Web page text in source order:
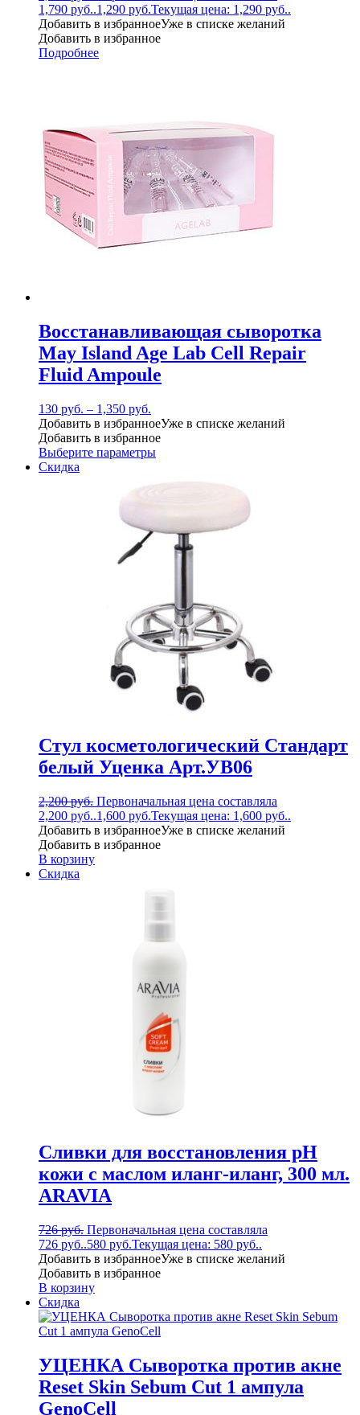
1,790 руб..1,290 руб.Текущая цена: 1,290 руб..
Добавить в избранноеУже в списке желаний
Добавить в избранное
Подробнее
Восстанавливающая сыворотка
May Island Age Lab Cell Repair
Fluid Ampoule
130 руб. – 1,350 руб.
Добавить в избранноеУже в списке желаний
Добавить в избранное
Выберите параметры
Скидка
Стул косметологический Стандарт
белый Уценка Арт.УВ06
2,200руб. Первоначальная цена составляла
2,200 руб..1,600 руб.Текущая цена: 1,600 руб..
Добавить в избранноеУже в списке желаний
Добавить в избранное
В корзину
Скидка
Сливки для восстановления рН
кожи с маслом иланг-иланг, 300 мл.
ARAVIA
726руб. Первоначальная цена составляла
726 руб..580 руб.Текущая цена: 580 руб..
Добавить в избранноеУже в списке желаний
Добавить в избранное
В корзину
Скидка
УЦЕНКА Сыворотка против акне
Reset Skin Sebum Cut 1 ампула
GenoCell